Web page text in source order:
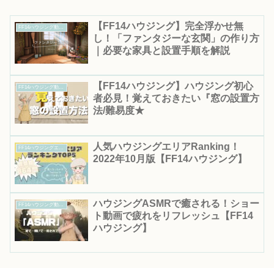
FF14ハウジング動画集｜作り方・テクニックを動画で解説
【FF14ハウジング】完全浮かせ無
し！「ファンタジーな玄関」の作り方
｜必要な家具と設置手順を解説
FF14ハウジング動画集｜作り方・テクニックを動画で解説
【FF14ハウジング】ハウジング初心
者必見！覚えておきたい『窓の設置方
法/難易度★
FF14ハウジングエリア情報
人気ハウジングエリアRanking！
2022年10月版【FF14ハウジング】
FF14ハウジング動画集｜作り方・テクニックを動画で解説
ハウジングASMRで癒される！ショー
ト動画で疲れをリフレッシュ【FF14
ハウジング】